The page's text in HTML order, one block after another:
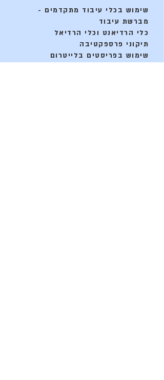
שימוש בכלי עיבוד מתקדמים -
מברשת עיבוד
כלי הרדיאנט וכלי הרדיאל
תיקוני פרספקטיבה
שימוש בפריסטים בלייטרום